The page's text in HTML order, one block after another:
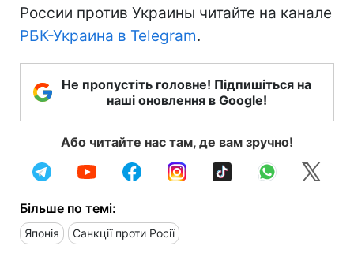
России против Украины читайте на канале
РБК-Украина в Telegram.
Не пропустіть головне! Підпишіться на
наші оновлення в Google!
Або читайте нас там, де вам зручно!
Більше по темі:
Японія Санкції проти Росії